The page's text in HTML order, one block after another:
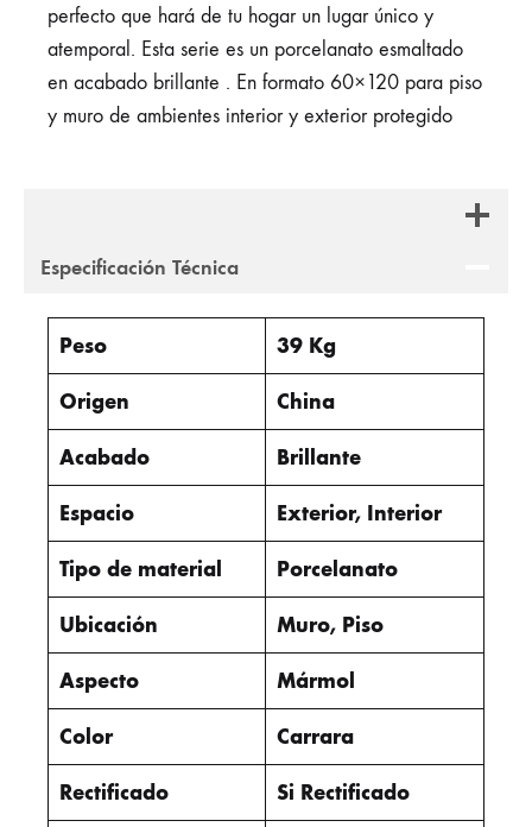
perfecto que hará de tu hogar un lugar único y
atemporal. Esta serie es un porcelanato esmaltado
en acabado brillante . En formato 60×120 para piso
y muro de ambientes interior y exterior protegido
Especificación Técnica
Peso 39 Kg
Origen China
Acabado Brillante
Espacio Exterior, Interior
Tipo de material Porcelanato
Ubicación Muro, Piso
Aspecto Mármol
Color Carrara
Rectificado Si Rectificado